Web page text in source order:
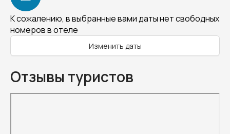
К сожалению, в выбранные вами даты нет свободных
номеров в отеле
Изменить даты
Отзывы туристов